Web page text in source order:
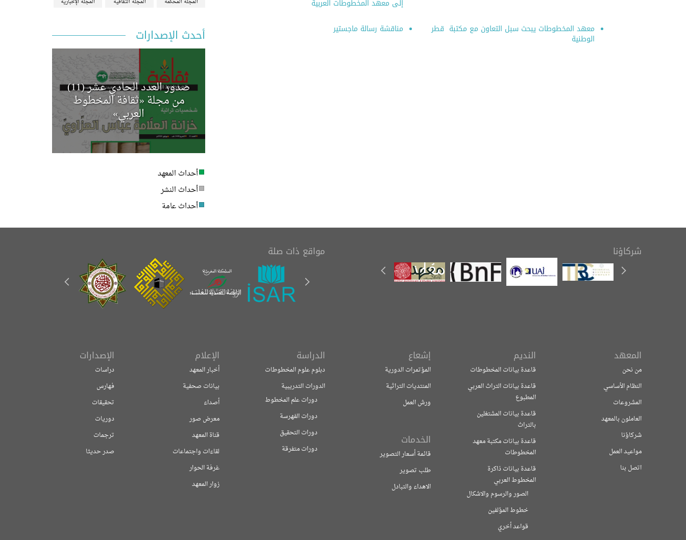
المجلة المحكمة المجلة الثقافية المجلة الإخبارية
أحدث الإصدارات
صدور العدد الحادي عشر (11)
من مجلة «ثقافة المخطوط
العربي»
أحداث المعهد
أحداث النشر
أحداث عامة
إلى معهد المخطوطات العربية
معهد المخطوطات يبحث سبل التعاون مع مكتبة قطر
الوطنية
مناقشة رسالة ماجستير
مواقع ذات صلة شركاؤنا
الإصدارات
دراسات
فهارس
تحقيقات
دوريات
ترجمات
صدر حديثا
الإعلام
أخبار المعهد
بيانات صحفية
أصداء
معرض صور
قناة المعهد
لقاءات واجتماعات
غرفة الحوار
زوار المعهد
الدراسة
دبلوم علوم المخطوطات
الدورات التدريبية
دورات علم المخطوط
دورات الفهرسة
دورات التحقيق
دورات متفرقة
إشعاع
المؤتمرات الدورية
المنتديات التراثية
ورش العمل
الخدمات
قائمة أسعار التصوير
طلب تصوير
الاهداء والتبادل
النديم
قاعدة بيانات المخطوطات
قاعدة بيانات التراث العربي
المطبوع
قاعدة بيانات المشتغلين
بالتراث
قاعدة بيانات مكتبة معهد
المخطوطات
قاعدة بيانات ذاكرة
المخطوط العربي
الصور والرسوم والاشكال
خطوط المؤلفين
قواعد أخري
المعهد
من نحن
النظام الأساسي
المشروعات
العاملون بالمعهد
شركاؤنا
مواعيد العمل
اتصل بنا